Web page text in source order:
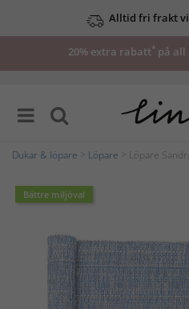
Alltid fri frakt
20% extra rabatt*på all
Dukar & löpare Löpare > Löpare
Bättre miljöval